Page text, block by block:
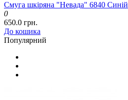
Смуга шкіряна "Невада" 6840 Синій
0
650.0 грн.
До кошика
Популярний